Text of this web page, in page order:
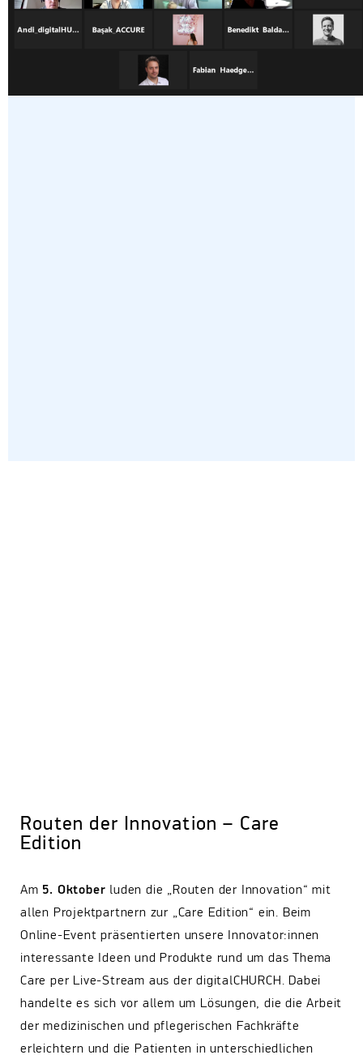
Routen der Innovation – Care
Edition
Am 5. Oktober luden die „Routen der Innovation“ mit
allen Projektpartnern zur „Care Edition“ ein. Beim
Online-Event präsentierten unsere Innovator:innen
interessante Ideen und Produkte rund um das Thema
Care per Live-Stream aus der digitalCHURCH. Dabei
handelte es sich vor allem um Lösungen, die die Arbeit
der medizinischen und pflegerischen Fachkräfte
erleichtern und die Patienten in unterschiedlichen